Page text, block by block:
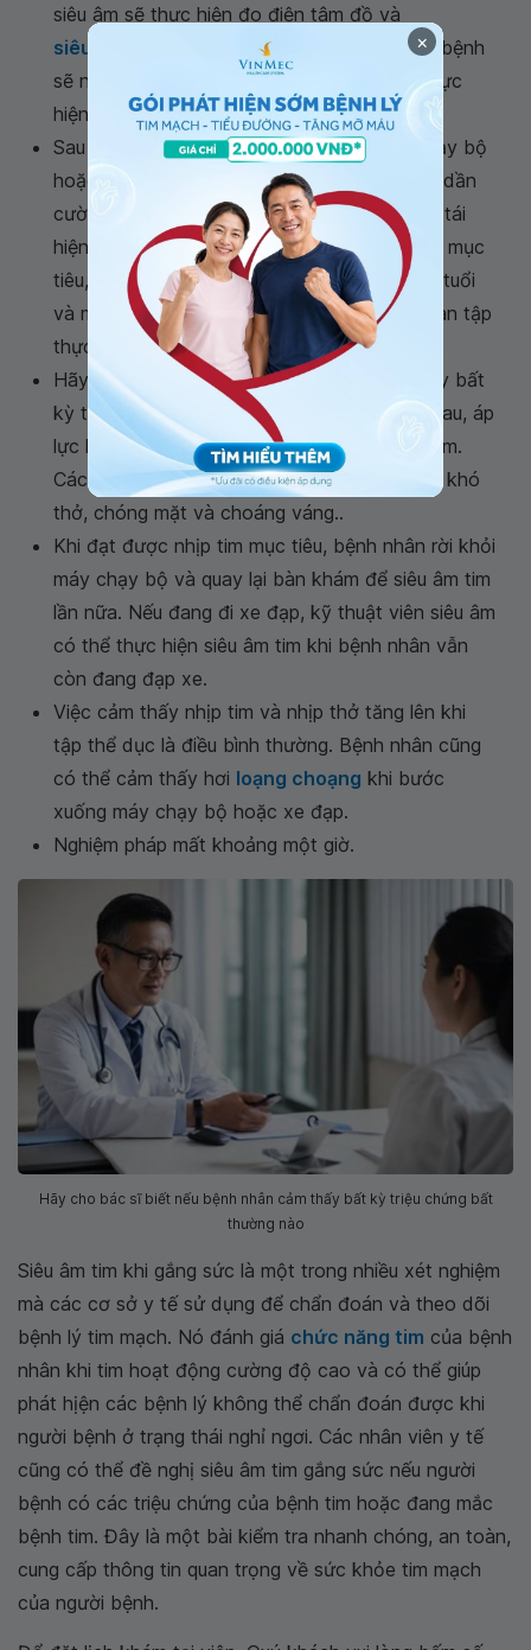
siêu âm sẽ thực hiện đo điện tâm đồ và
siêu âm tim
ban đầu. Để siêu âm tim, người bệnh
sẽ nằm nghiêng về bên trái. Kỹ thuật viên thực
hiện thu hình siêu âm tim.
Sau đó, bệnh nhân tập thể dục trên máy chạy bộ
hoặc xe đạp cố định, bắt đầu từ từ và tăng dần
cường độ. Tiếp tục tập thể dục cho đến khi tái
hiện các triệu chứng hoặc đạt được nhịp tim mục
tiêu, nhịp tim này thay đổi tùy thuộc vào độ tuổi
và mức độ thể chất của từng người. Thời gian tập
thực tế sẽ khoảng 10 đến 15 phút..
Hãy cho bác sĩ biết nếu bệnh nhân cảm thấy bất
kỳ triệu chứng bất thường nào, đặc biệt là đau, áp
lực hoặc khó chịu ở ngực, cánh tay hoặc hàm.
Các triệu chứng khác cần báo cáo bao gồm khó
thở, chóng mặt và choáng váng..
Khi đạt được nhịp tim mục tiêu, bệnh nhân rời khỏi
máy chạy bộ và quay lại bàn khám để siêu âm tim
lần nữa. Nếu đang đi xe đạp, kỹ thuật viên siêu âm
có thể thực hiện siêu âm tim khi bệnh nhân vẫn
còn đang đạp xe.
Việc cảm thấy nhịp tim và nhịp thở tăng lên khi
tập thể dục là điều bình thường. Bệnh nhân cũng
có thể cảm thấy hơi loạng choạng khi bước
xuống máy chạy bộ hoặc xe đạp.
Nghiệm pháp mất khoảng một giờ.
Hãy cho bác sĩ biết nếu bệnh nhân cảm thấy bất kỳ triệu chứng bất
thường nào
Siêu âm tim khi gắng sức là một trong nhiều xét nghiệm
mà các cơ sở y tế sử dụng để chẩn đoán và theo dõi
bệnh lý tim mạch. Nó đánh giá chức năng tim của bệnh
nhân khi tim hoạt động cường độ cao và có thể giúp
phát hịện các bệnh lý không thể chẩn đoán được khi
người bệnh ở trạng thái nghỉ ngơi. Các nhân viên y tế
cũng có thể đề nghị siêu âm tim gắng sức nếu người
bệnh có các triệu chứng của bệnh tim hoặc đang mắc
bệnh tim. Đây là một bài kiểm tra nhanh chóng, an toàn,
cung cấp thông tin quan trọng về sức khỏe tim mạch
của người bệnh.
×